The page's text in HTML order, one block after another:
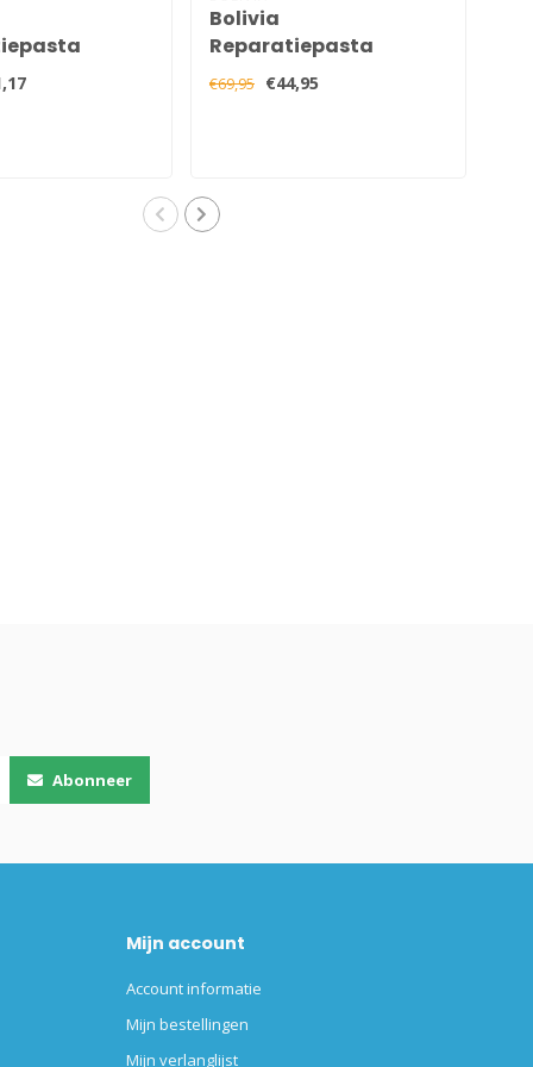
1 liter
Bolivia
Reparatiepasta
Lichtgewicht 5 liter
€69,95 €44,95
Abonneer
Mijn account
Account informatie
Mijn bestellingen
Mijn verlanglijst